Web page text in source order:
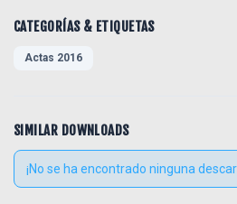
CATEGORÍAS & ETIQUETAS
Actas 2016
SIMILAR DOWNLOADS
¡No se ha encontrado ninguna